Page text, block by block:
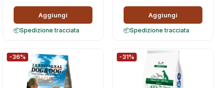
Aggiungi
Spedizione tracciata
Aggiungi
Spedizione tracciata
-36% -31%